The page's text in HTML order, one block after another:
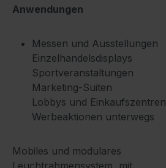
Anwendungen
Messen und Ausstellungen
Einzelhandelsdisplays
Sportveranstaltungen
Marketing-Suiten
Lobbys und Einkaufszentren
Werbeaktionen unterwegs
Mobiles und modulares